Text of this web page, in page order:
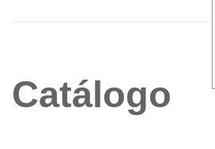
Catálogo